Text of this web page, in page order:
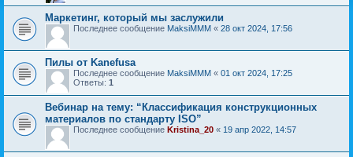
Маркетинг, который мы заслужили
Последнее сообщение MaksiMMM « 28 окт 2024, 17:56
Пилы от Kanefusa
Последнее сообщение MaksiMMM « 01 окт 2024, 17:25
Ответы: 1
Вебинар на тему: “Классификация конструкционных
материалов по стандарту ISO”
Последнее сообщение Kristina_20 « 19 апр 2022, 14:57